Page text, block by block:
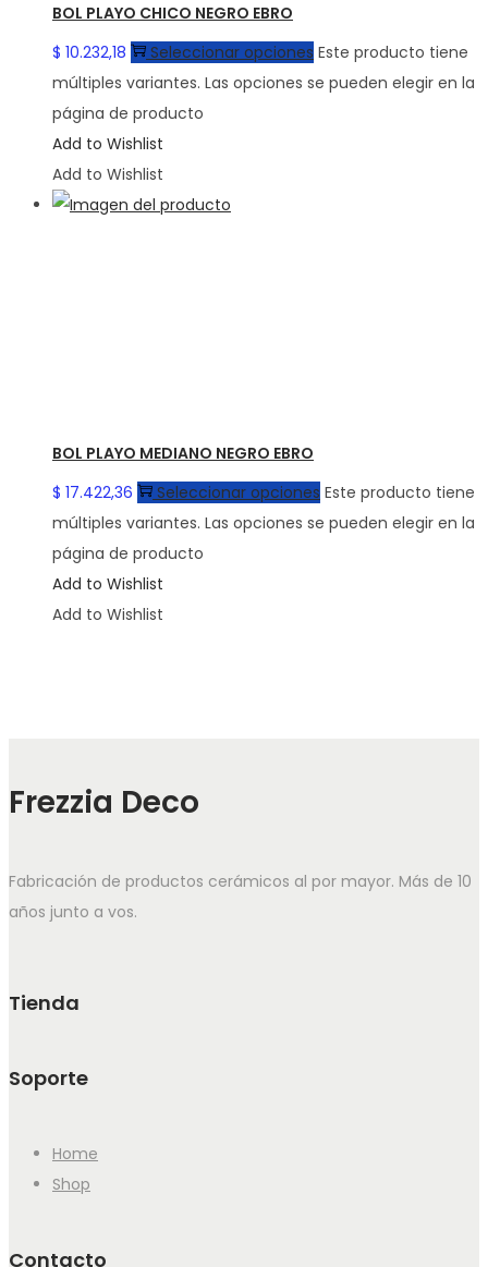
BOL PLAYO CHICO NEGRO EBRO
$ 10.232,18 Seleccionar opciones Este producto tiene
múltiples variantes. Las opciones se pueden elegir en la
página de producto
Add to Wishlist
Add to Wishlist
BOL PLAYO MEDIANO NEGRO EBRO
$ 17.422,36 Seleccionar opciones Este producto tiene
múltiples variantes. Las opciones se pueden elegir en la
página de producto
Add to Wishlist
Add to Wishlist
Frezzia Deco
Fabricación de productos cerámicos al por mayor. Más de 10
años junto a vos.
Tienda
Soporte
Home
Shop
Contacto